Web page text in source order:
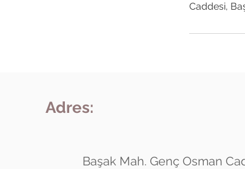
Caddesi,
Adres:
Başak Mah. Genç Osman